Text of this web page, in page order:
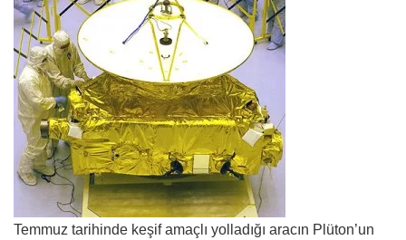
Temmuz tarihinde keşif amaçlı yolladığı aracın Plüton’un